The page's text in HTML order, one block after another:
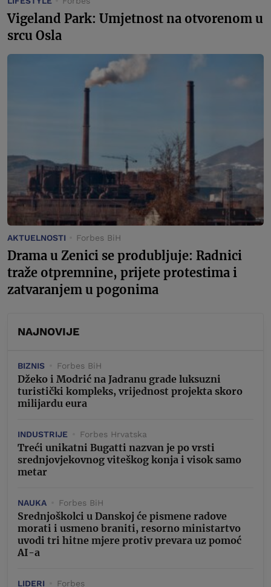
Vigeland Park: Umjetnost na otvorenom u
srcu Osla
AKTUELNOSTI Forbes BiH
Drama u Zenici se produbljuje: Radnici
traže otpremnine, prijete protestima i
zatvaranjem u pogonima
NAJNOVIJE
BIZNIS Forbes BiH
Džeko i Modrić na Jadranu grade luksuzni
turistički kompleks, vrijednost projekta skoro
milijardu eura
INDUSTRIJE Forbes Hrvatska
Treći unikatni Bugatti nazvan je po vrsti
srednjovjekovnog viteškog konja i visok samo
metar
NAUKA Forbes BiH
Srednjoškolci u Danskoj će pismene radove
morati i usmeno braniti, resorno ministartvo
uvodi tri hitne mjere protiv prevara uz pomoć
AI-a
LIDERI Forbes